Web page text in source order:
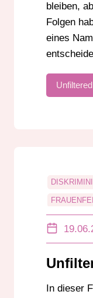
bleiben,
Folgen
eines
Unfiltered
RASSISMUS
In dieser